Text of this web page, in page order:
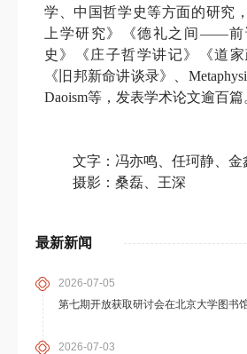
最新新闻
2026-07-05
第七期开放获取研讨会在北京大学图书
2026-07-03
学、中国哲学史等方面的研究
上学研究》《德礼之间 ——前
史》《庄子哲学讲记》《道家
《旧邦新命讲谈录》、
Daoism等，发表学术论文逾百篇
文字：冯亦鸣、任珂静、金
摄影：桑磊、王深